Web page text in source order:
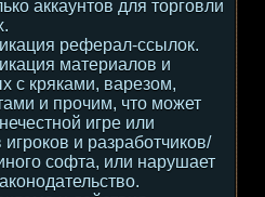
аккаунтов для торговли
реферал-ссылок.
материалов и
с кряками, варезом,
и прочим, что может
игре или
и разработчиков/
софта, или нарушает